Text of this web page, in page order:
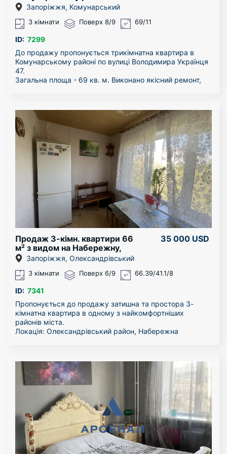
Запоріжжя, Комунарський
3 кімнати Поверх 8/9 69/11
ID: 7299
До продажу пропонується трикімнатна квартира в
Комунарському районі по вулиці Володимира Українця
47.
Загальна площа - 69 кв. м. Виконано якісний ремонт,
власників. Сучасний дизайн і зручне планування вам
гарантовано прийде до душі. Для сім'ї з дитиною це
більш ніж ідеальний варіант. У вашому розпорядженні
дві роздільні і одна суміжна кімната, ванна кімната,
зручна кухня та балкон. У будинку створено чинне
ОСББ: чисті під'їзди і доглянутий двір.
Ще одним плюсом даної квартири служить її
розташування. Будинок знаходитися в самому серці
Південного мкр-р.ну, поруч зупинки, парк,
супермаркети, дитячі сади і школи. Також в крокової
доступності є аптеки, відділення Нової Пошти. Тут є все
для вашого комфорту, не вистачає тільки Вас.
Продаж 3-кімн. квартири 66
м² з видом на Набережну,
Олександрівський р-н
35 000 USD
Запоріжжя, Олександрівський
3 кімнати Поверх 6/9 66.39/41.1/8
ID: 7341
Пропонується до продажу затишна та простора 3-
кімнатна квартира в одному з найкомфортніших
районів міста.
Локація: Олександрівський район, Набережна
Планування: загальна площа 66 кв.м, простора кухня
— 8 кв.м.
Поверховість: 6-й поверх 9-поверхового будинку
(ідеальний середній поверх).
Балкони: є і балкон, і лоджія, обидва якісно засклені.
Стан: встановлені сучасні металопластикові вікна.
Про будинок та двір:
В будинку активно та ефективно працює ОСББ. Чистий
під'їзд із чудовим ремонтом та абсолютно новим
ліфтом.